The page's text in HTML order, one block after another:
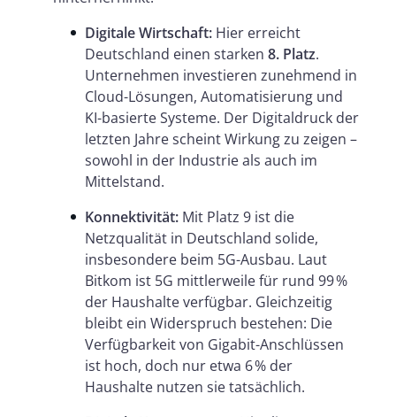
Digitale Wirtschaft: Hier erreicht
Deutschland einen starken 8. Platz.
Unternehmen investieren zunehmend in
Cloud-Lösungen, Automatisierung und
KI-basierte Systeme. Der Digitaldruck der
letzten Jahre scheint Wirkung zu zeigen –
sowohl in der Industrie als auch im
Mittelstand.
Konnektivität: Mit Platz 9 ist die
Netzqualität in Deutschland solide,
insbesondere beim 5G-Ausbau. Laut
Bitkom ist 5G mittlerweile für rund 99 %
der Haushalte verfügbar. Gleichzeitig
bleibt ein Widerspruch bestehen: Die
Verfügbarkeit von Gigabit-Anschlüssen
ist hoch, doch nur etwa 6 % der
Haushalte nutzen sie tatsächlich.